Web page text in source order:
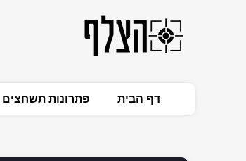
דף הבית פתרונות תשחצים